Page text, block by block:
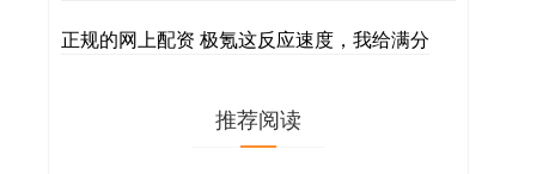
正规的网上配资 极氪这反应速度，我给满分
推荐阅读